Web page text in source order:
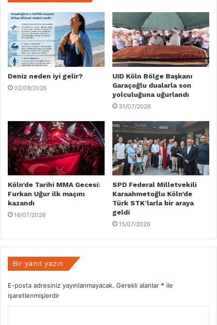
Deniz neden iyi gelir?
02/08/2026
UID Köln Bölge Başkanı
Garaçoğlu dualarla son
yolculuğuna uğurlandı
31/07/2026
Köln’de Tarihi MMA Gecesi:
Furkan Uğur ilk maçını
kazandı
16/07/2026
SPD Federal Milletvekili
Karaahmetoğlu Köln’de
Türk STK’larla bir araya
geldi
15/07/2026
Bir yanıt yazın
E-posta adresiniz yayınlanmayacak. Gerekli alanlar * ile
işaretlenmişlerdir